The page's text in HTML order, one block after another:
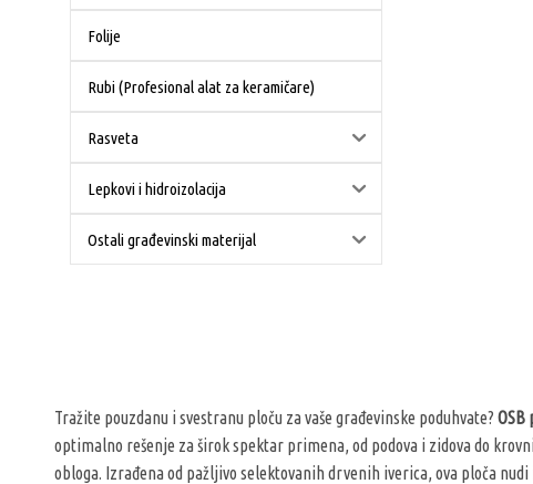
Folije
Rubi (Profesional alat za keramičare)
Rasveta
Lepkovi i hidroizolacija
Ostali građevinski materijal
Tražite pouzdanu i svestranu ploču za vaše građevinske poduhvate? OSB
optimalno rešenje za širok spektar primena, od podova i zidova do
obloga. Izrađena od pažljivo selektovanih drvenih iverica, ova ploča